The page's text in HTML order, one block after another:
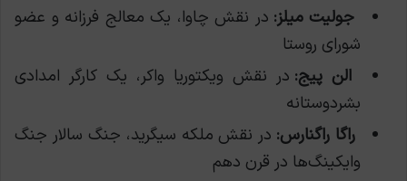
جولیت میلز: در نقش چاوا، یک معالج فرزانه و عضو
شورای روستا
الن پیج: در نقش ویکتوریا واکر، یک کارگر امدادی
بشردوستانه
راگا راگنارس: در نقش ملکه سیگرید، جنگ سالار جنگ
وایکینگ‌ها در قرن دهم